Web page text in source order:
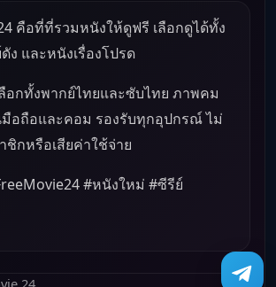
คือที่ที่รวมหนังให้ดูฟรี เลือกดูได้ทั้ง
ง และหนังเรื่องโปรด
อกทั้งพากย์ไทยและซับไทย ภาพคม
อถือและคอม รองรับทุกอุปกรณ์ ไม่
กหรือเสียค่าใช้จ่าย
#หนังใหม่ #ซีรีย์
24